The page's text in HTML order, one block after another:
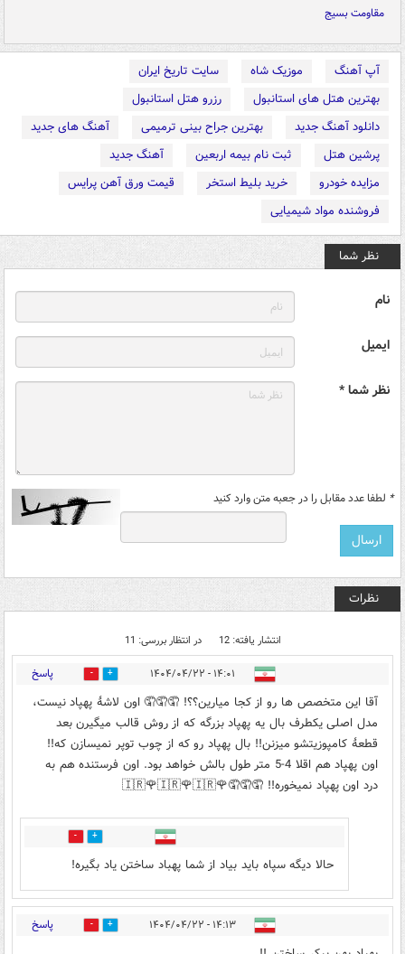
مقاومت بسیج
آپ آهنگ موزیک شاه
سایت تاریخ ایران
بهترین هتل های استانبول
رزرو هتل استانبول
دانلود آهنگ جدید
بهترین جراح بینی ترمیمی
آهنگ های جدید
پرشین هتل
ثبت نام بیمه اربعین
آهنگ جدید
مزایده خودرو
خرید بلیط استخر
قیمت ورق آهن پرایس
فروشنده مواد شیمیایی
نظر شما
نام
ایمیل
نظر شما *
* لطفا عدد مقابل را در جعبه متن وارد کنید
نظرات
انتشار یافته: 12 در انتظار بررسی: 11
۱۴:۰۱ - ۱۴۰۴/۰۴/۲۲ 1 پاسخ
آقا این متخصص ها رو از کجا میارین؟؟! 🤦🤦🤦 اون لاشهٔ پهپاد نیست،
مدل اصلی یکطرف بال یه پهپاد بزرگه که از روش قالب میگیرن بعد
قطعهٔ کامپوزیتشو میزنن!! بال پهپاد رو که از چوب توپر نمیسازن که!!
اون پهپاد هم اقلا 4-5 متر طول بالش خواهد بود. اون فرستنده هم به
درد اون پهپاد نمیخوره!! 🤦🤦🤦🌹🇮🇷🌹🇮🇷🌹🇮🇷
6
حالا دیگه سپاه باید بیاد از شما پهباد ساختن یاد بگیره!
۱۴:۱۳ - ۱۴۰۴/۰۴/۲۲ 1 پاسخ